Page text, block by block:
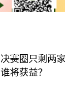
决赛圈只剩两
谁将获益？